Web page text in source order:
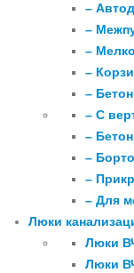
–
–
–
–
–
– С
–
–
–
– Для
Люки
Люки
Люки